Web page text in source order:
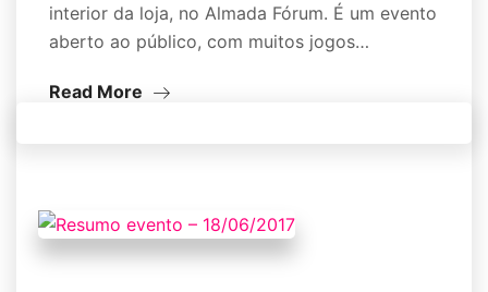
interior da loja, no Almada Fórum. É um evento
aberto ao público, com muitos jogos…
Read More